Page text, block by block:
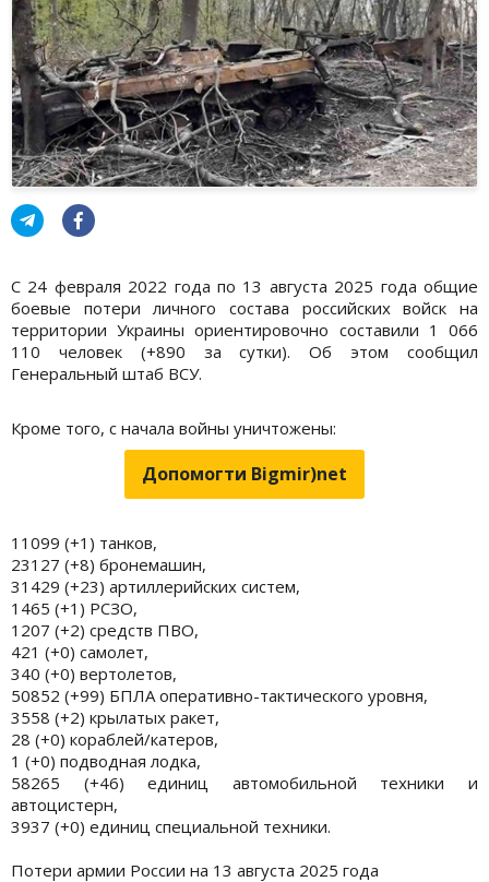
С 24 февраля 2022 года по 13 августа 2025 года общие
боевые потери личного состава российских войск на
территории Украины ориентировочно составили 1 066
110 человек (+890 за сутки). Об этом сообщил
Генеральный штаб ВСУ.
Кроме того, с начала войны уничтожены:
Допомогти Bigmir)net
11099 (+1) танков,
23127 (+8) бронемашин,
31429 (+23) артиллерийских систем,
1465 (+1) РСЗО,
1207 (+2) средств ПВО,
421 (+0) самолет,
340 (+0) вертолетов,
50852 (+99) БПЛА оперативно-тактического уровня,
3558 (+2) крылатых ракет,
28 (+0) кораблей/катеров,
1 (+0) подводная лодка,
58265 (+46) единиц автомобильной техники и
автоцистерн,
3937 (+0) единиц специальной техники.
Потери армии России на 13 августа 2025 года